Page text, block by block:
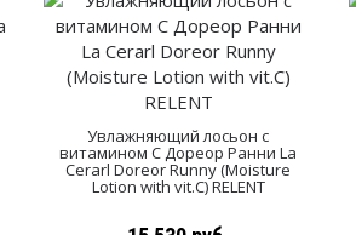
Увлажняющий лосьон с
витамином С Дореор Ранни La
Cerarl Doreor Runny (Moisture
Lotion with vit.C) RELENT